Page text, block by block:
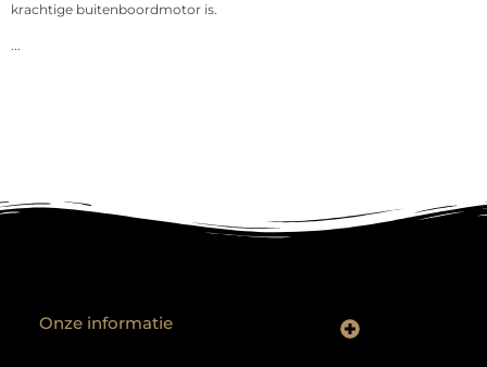
krachtige buitenboordmotor is.
Onze informatie